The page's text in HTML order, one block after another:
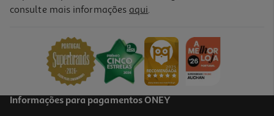
Máscara Capilar Novex Gelato Cereja 1kg
11,89 €
consulte mais informações aqui.
Informações para pagamentos ONEY